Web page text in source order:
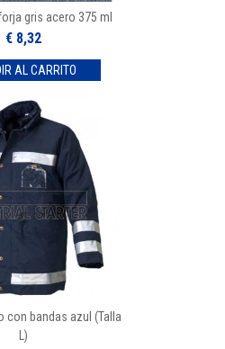
gris acero 375 ml
€ 8,32
con bandas azul (Talla
L)